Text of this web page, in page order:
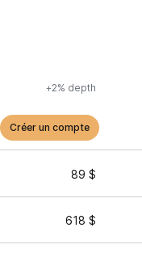
+2% depth
Créer un compte
89 $
618 $